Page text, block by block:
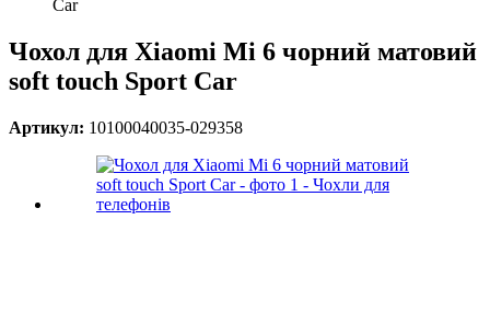
Car
Чохол для Xiaomi Mi 6 чорний матовий
soft touch Sport Car
Артикул: 10100040035-029358